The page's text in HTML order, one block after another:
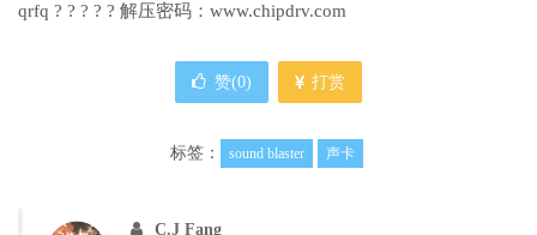
qrfq ? ? ? ? ? 解压密码：www.chipdrv.com
赞(0) 打赏
标签： sound blaster 声卡
C.J Fang